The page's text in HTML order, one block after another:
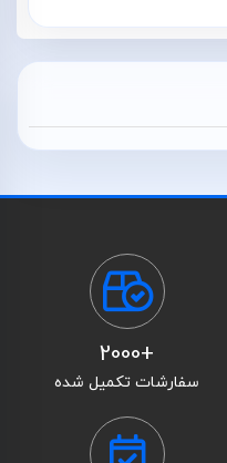
+2000
سفارشات تکمیل شده